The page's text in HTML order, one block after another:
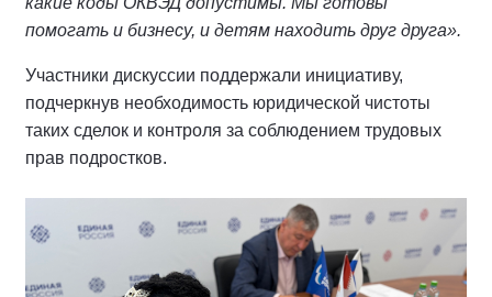
помогать и бизнесу, и детям находить друг друга».
Участники дискуссии поддержали инициативу,
подчеркнув необходимость юридической чистоты
таких сделок и контроля за соблюдением трудовых
прав подростков.